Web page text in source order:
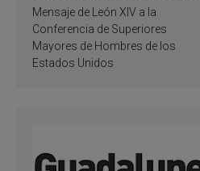
de inspiración y
santificación
Mensaje de León XIV a la
Conferencia de Superiores
Mayores de Hombres de los
Estados Unidos